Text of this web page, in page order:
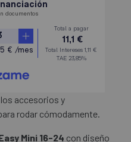
accesorios y
rodar cómodamente.
Mini 16-24 con diseño